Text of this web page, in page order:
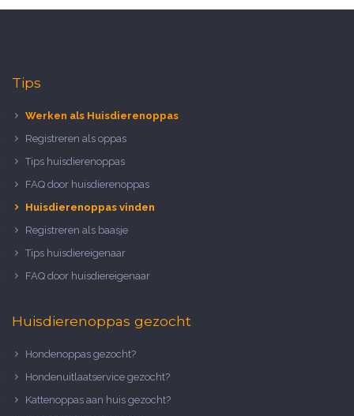
Tips
Werken als Huisdierenoppas
Registreren als oppas
Tips huisdierenoppas
FAQ door huisdierenoppas
Huisdierenoppas vinden
Registreren als baasje
Tips huisdiereigenaar
FAQ door huisdiereigenaar
Huisdierenoppas gezocht
Hondenoppas gezocht?
Hondenuitlaatservice gezocht?
Kattenoppas aan huis gezocht?